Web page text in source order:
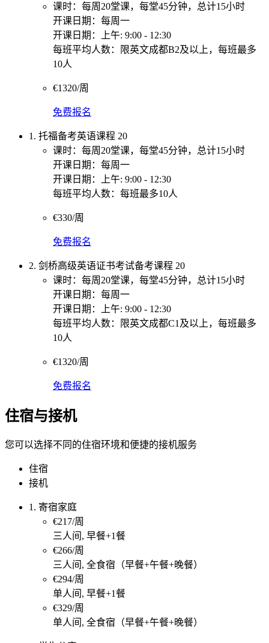
课时：每周20堂课，每堂45分钟，总计15小时
开课日期：每周一
开课日期：上午: 9:00 - 12:30
每班平均人数：限英文成都B2及以上，每班最多
10人
€1320/周
免费报名
1. 托福备考英语课程 20
课时：每周20堂课，每堂45分钟，总计15小时
开课日期：每周一
开课日期：上午: 9:00 - 12:30
每班平均人数：每班最多10人
€330/周
免费报名
2. 剑桥高级英语证书考试备考课程 20
课时：每周20堂课，每堂45分钟，总计15小时
开课日期：每周一
开课日期：上午: 9:00 - 12:30
每班平均人数：限英文成都C1及以上，每班最多
10人
€1320/周
免费报名
住宿与接机
您可以选择不同的住宿环境和便捷的接机服务
住宿
接机
1. 寄宿家庭
€217/周
三人间, 早餐+1餐
€266/周
三人间, 全食宿（早餐+午餐+晚餐）
€294/周
单人间, 早餐+1餐
€329/周
单人间, 全食宿（早餐+午餐+晚餐）